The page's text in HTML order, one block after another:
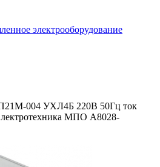
электрооборудование
004 УХЛ4Б 220В 50Гц ток
МПО A8028-